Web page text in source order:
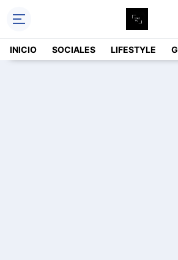
INICIO SOCIALES LIFESTYLE